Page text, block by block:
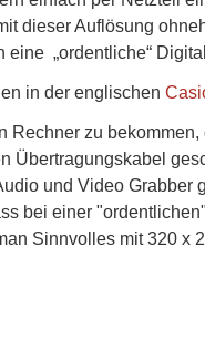
dieser Auflösung
„ordentliche“
in der englischen
Rechner zu bekommen,
Übertragungskabel
und Video Grabber
bei einer
Sinnvolles mit 320 x